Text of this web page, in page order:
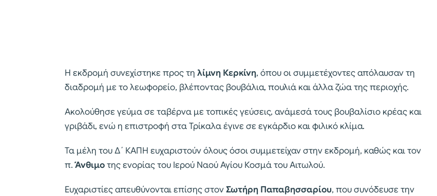
Η εκδρομή συνεχίστηκε προς τη λίμνη Κερκίνη, όπου οι συμμετέχοντες απόλαυσαν τη
διαδρομή με το λεωφορείο, βλέποντας βουβάλια, πουλιά και άλλα ζώα της περιοχής.
Ακολούθησε γεύμα σε ταβέρνα με τοπικές γεύσεις, ανάμεσά τους βουβαλίσιο κρέας και
γριβάδι, ενώ η επιστροφή στα Τρίκαλα έγινε σε εγκάρδιο και φιλικό κλίμα.
Τα μέλη του Δ΄ ΚΑΠΗ ευχαριστούν όλους όσοι συμμετείχαν στην εκδρομή, καθώς και τον
π.Άνθιμοτης ενορίας του Ιερού Ναού Αγίου Κοσμά του Αιτωλού.
Ευχαριστίες απευθύνονται επίσης στονΣωτήρη Παπαβησσαρίου, που συνόδευσε την